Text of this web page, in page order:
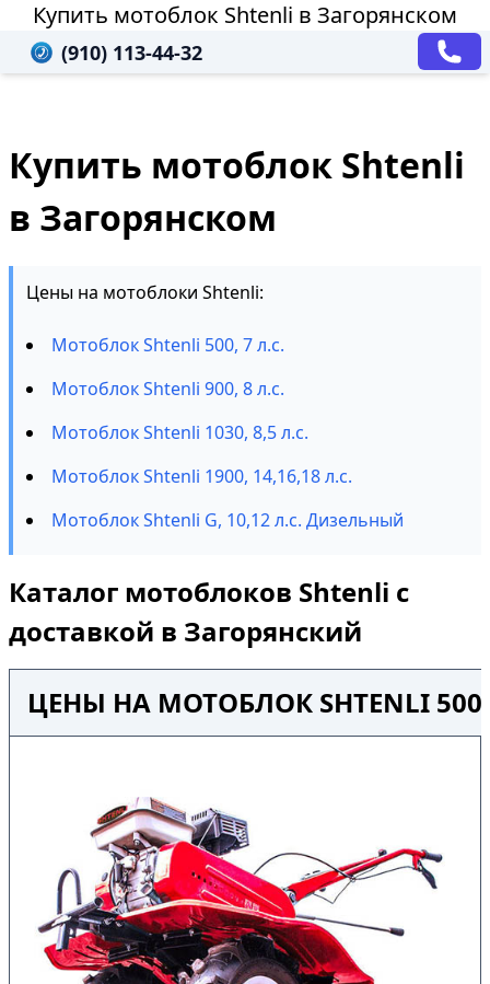
Купить мотоблок Shtenli в Загорянском
(910) 113-44-32
Купить мотоблок Shtenli
в Загорянском
Цены на мотоблоки Shtenli:
Мотоблок Shtenli 500, 7 л.с.
Мотоблок Shtenli 900, 8 л.с.
Мотоблок Shtenli 1030, 8,5 л.с.
Мотоблок Shtenli 1900, 14,16,18 л.с.
Мотоблок Shtenli G, 10,12 л.с. Дизельный
Каталог мотоблоков Shtenli с
доставкой в Загорянский
ЦЕНЫ НА МОТОБЛОК SHTENLI